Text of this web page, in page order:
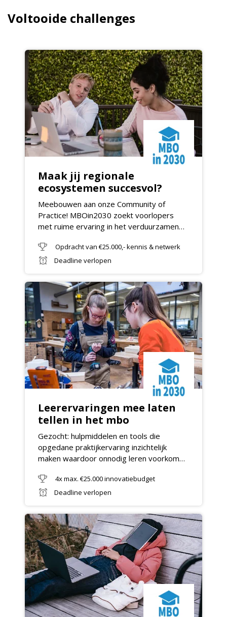
Voltooide challenges
Maak jij regionale
ecosystemen succesvol?
Meebouwen aan onze Community of
Practice! MBOin2030 zoekt voorlopers
met ruime ervaring in het verduurzamen
Opdracht van €25.000,- kennis & netwerk
Deadline verlopen
Leerervaringen mee laten
tellen in het mbo
Gezocht: hulpmiddelen en tools die
opgedane praktijkervaring inzichtelijk
maken waardoor onnodig leren voorkomen
4x max. €25.000 innovatiebudget
Deadline verlopen